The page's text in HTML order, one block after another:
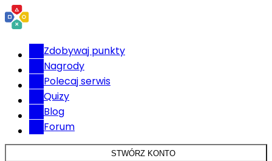
Zdobywaj punkty
Nagrody
Polecaj serwis
Quizy
Blog
Forum
STWÓRZ KONTO